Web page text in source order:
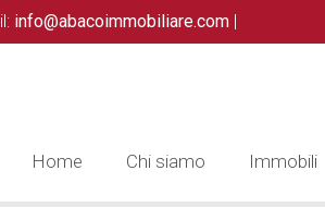
Home Chi siamo Immobili
info@abacoimmobiliare.com |